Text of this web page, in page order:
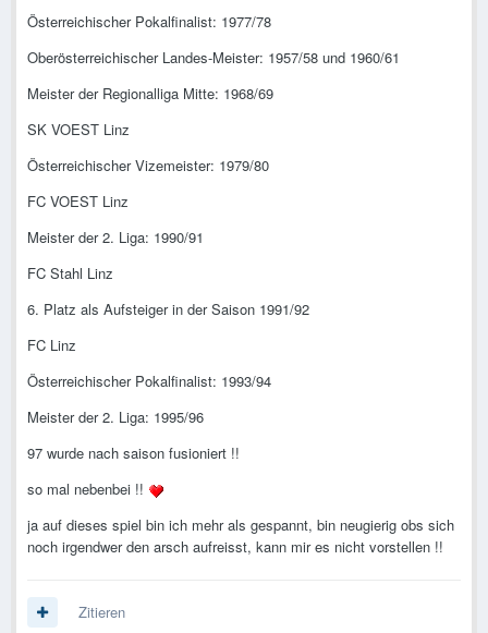
Österreichischer Pokalfinalist: 1977/78
Oberösterreichischer Landes-Meister: 1957/58 und 1960/61
Meister der Regionalliga Mitte: 1968/69
SK VOEST Linz
Österreichischer Vizemeister: 1979/80
FC VOEST Linz
Meister der 2. Liga: 1990/91
FC Stahl Linz
6. Platz als Aufsteiger in der Saison 1991/92
FC Linz
Österreichischer Pokalfinalist: 1993/94
Meister der 2. Liga: 1995/96
97 wurde nach saison fusioniert !!
so mal nebenbei !!
ja auf dieses spiel bin ich mehr als gespannt, bin neugierig obs sich
noch irgendwer den arsch aufreisst, kann mir es nicht vorstellen !!
Zitieren